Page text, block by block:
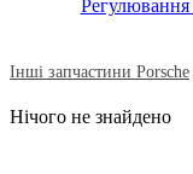
Регулювання
Інші запчастини Porsche
Нічого не знайдено